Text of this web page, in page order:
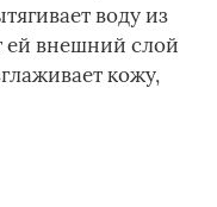
воду из
ей внешний слой
кожу,